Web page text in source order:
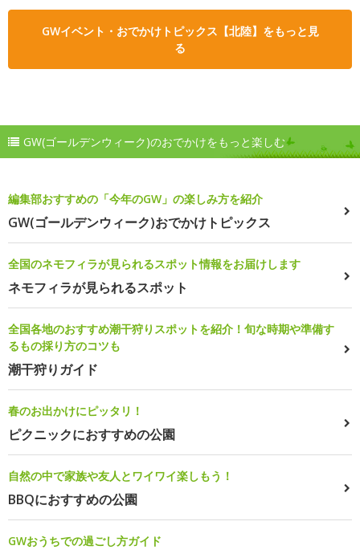
GWイベント・おでかけトピックス【北陸】をもっと見
る
GW(ゴールデンウィーク)のおでかけをもっと楽しむ
編集部おすすめの「今年のGW」の楽しみ方を紹介
GW(ゴールデンウィーク)おでかけトピックス
全国のネモフィラが見られるスポット情報をお届けします
ネモフィラが見られるスポット
全国各地のおすすめ潮干狩りスポットを紹介！旬な時期や準備す
るもの採り方のコツも
潮干狩りガイド
春のお出かけにピッタリ！
ピクニックにおすすめの公園
自然の中で家族や友人とワイワイ楽しもう！
BBQにおすすめの公園
GWおうちでの過ごし方ガイド